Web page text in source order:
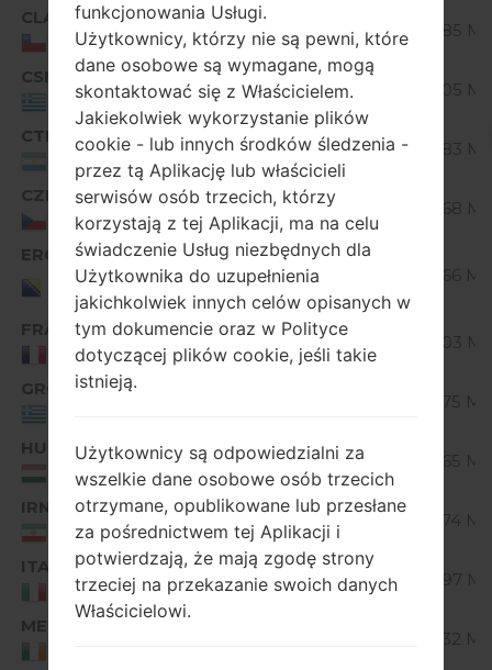
CLA
Chile
V10A_02.kdz
Unknown 22.85
CSM
Greece
V10B_00.kdz
Unknown 23.05
CTI
Argentina
V10B_00.kdz
Unknown 22.83
CZE
Czech Republic
V10C_00.kdz
Unknown 22.68
ERO
Bosnia and
Herzegovina
V10G_00.kdz
22.66
FRA
France
V10A_00.kdz
Unknown 23.03
GRC
22.75
HUN
Hungary
V10F_00.kdz
Unknown 22.65
IRN
IRAN
V10D_00.kdz
Unknown 23.74
ITA
Italy
V10G_00.kdz
Unknown 22.97
MET
23.32
funkcjonowania Usługi.
Użytkownicy, którzy nie są pewni, które
dane osobowe są wymagane, mogą
skontaktować się z Właścicielem.
Jakiekolwiek wykorzystanie plików
cookie - lub innych środków śledzenia -
przez tą Aplikację lub właścicieli
serwisów osób trzecich, którzy
korzystają z tej Aplikacji, ma na celu
świadczenie Usług niezbędnych dla
Użytkownika do uzupełnienia
jakichkolwiek innych celów opisanych w
tym dokumencie oraz w Polityce
dotyczącej plików cookie, jeśli takie
istnieją.
Użytkownicy są odpowiedzialni za
wszelkie dane osobowe osób trzecich
otrzymane, opublikowane lub przesłane
za pośrednictwem tej Aplikacji i
potwierdzają, że mają zgodę strony
trzeciej na przekazanie swoich danych
Właścicielowi.